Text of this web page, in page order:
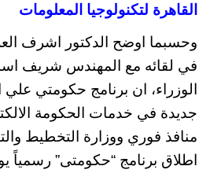
القاهرة لتكنولوجيا المعلومات
وحسبما اوضح الدكتور اشرف
في لقائه مع المهندس شريف
الوزراء، ان برنامج حكومتي
جديدة في خدمات الحكومة
منافذ فوري ووزارة التخطيط
اطلاق برنامج “حكومتى” رسمياً